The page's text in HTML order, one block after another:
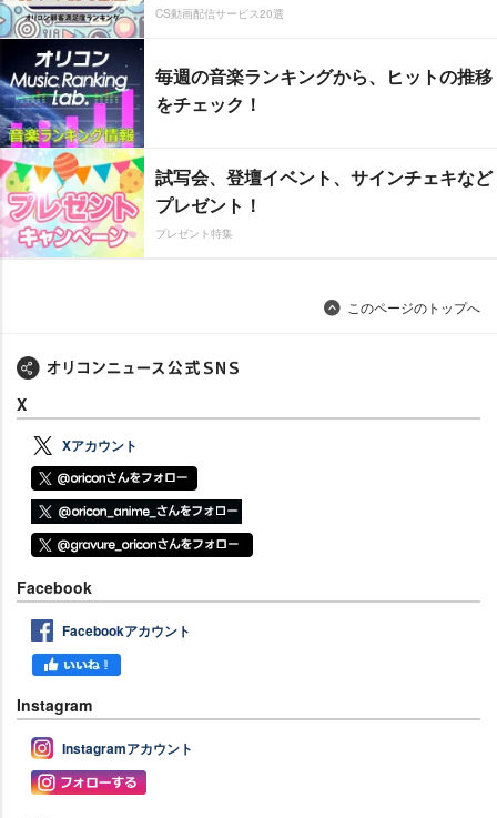
CS動画配信サービス20選
毎週の音楽ランキングから、ヒットの推移
をチェック！
試写会、登壇イベント、サインチェキなど
プレゼント！
プレゼント特集
このページのトップへ
X
Xアカウント
Facebook
Facebookアカウント
Instagram
Instagramアカウント